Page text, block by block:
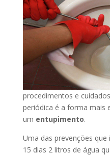
procedimentos e
periódica é a forma mais
um entupimento.
Uma das prevenções
15 dias 2 litros de água